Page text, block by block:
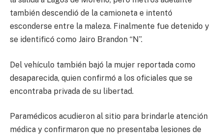
también descendió de la camioneta e intentó
esconderse entre la maleza. Finalmente fue detenido y
se identificó como Jairo Brandon “N”.
Del vehículo también bajó la mujer reportada como
desaparecida, quien confirmó a los oficiales que se
encontraba privada de su libertad.
Paramédicos acudieron al sitio para brindarle atención
médica y confirmaron que no presentaba lesiones de